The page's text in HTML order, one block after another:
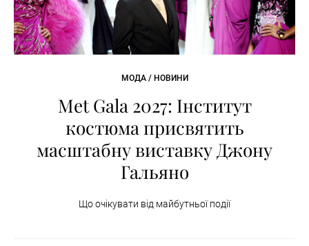
МОДА / НОВИНИ
Met Gala 2027: Інститут
костюма присвятить
масштабну виставку Джону
Гальяно
Що очікувати від майбутньої події